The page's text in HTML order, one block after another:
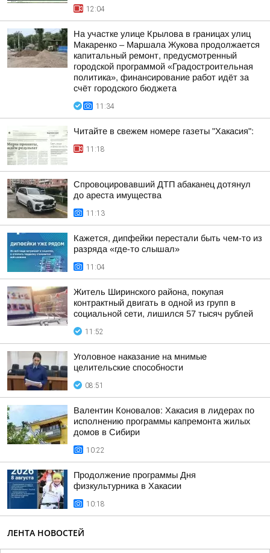
12:04
На участке улице Крылова в границах улиц
Макаренко – Маршала Жукова продолжается
капитальный ремонт, предусмотренный
городской программой «Градостроительная
политика», финансирование работ идёт за
счёт городского бюджета
11:34
Читайте в свежем номере газеты "Хакасия":
11:18
Спровоцировавший ДТП абаканец дотянул
до ареста имущества
11:13
Кажется, дипфейки перестали быть чем-то из
разряда «где-то слышал»
11:04
Житель Ширинского района, покупая
контрактный двигать в одной из групп в
социальной сети, лишился 57 тысяч рублей
11:52
Уголовное наказание на мнимые
целительские способности
08:51
Валентин Коновалов: Хакасия в лидерах по
исполнению программы капремонта жилых
домов в Сибири
10:22
Продолжение программы Дня
физкультурника в Хакасии
10:18
ЛЕНТА НОВОСТЕЙ